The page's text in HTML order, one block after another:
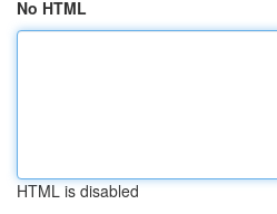
No HTML
HTML is disabled